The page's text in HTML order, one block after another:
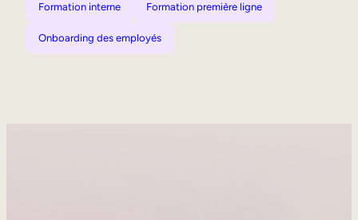
Formation interne Formation première ligne
Onboarding des employés